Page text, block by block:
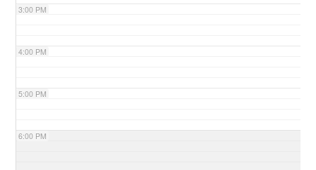
3:00 PM
4:00 PM
5:00 PM
6:00 PM